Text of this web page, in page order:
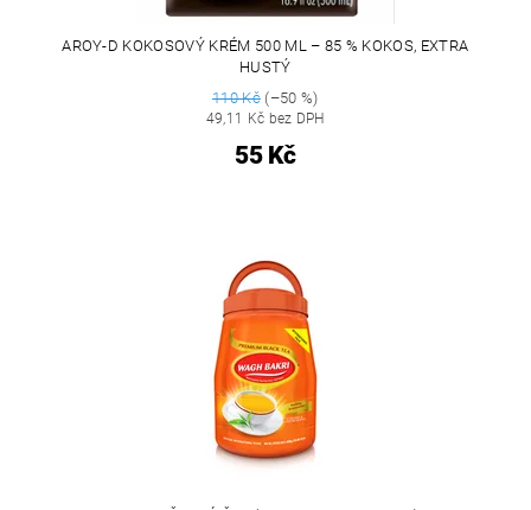
AROY-D KOKOSOVÝ KRÉM 500 ML – 85 % KOKOS, EXTRA
HUSTÝ
110 Kč(–50 %)
49,11 Kč bez DPH
55 Kč